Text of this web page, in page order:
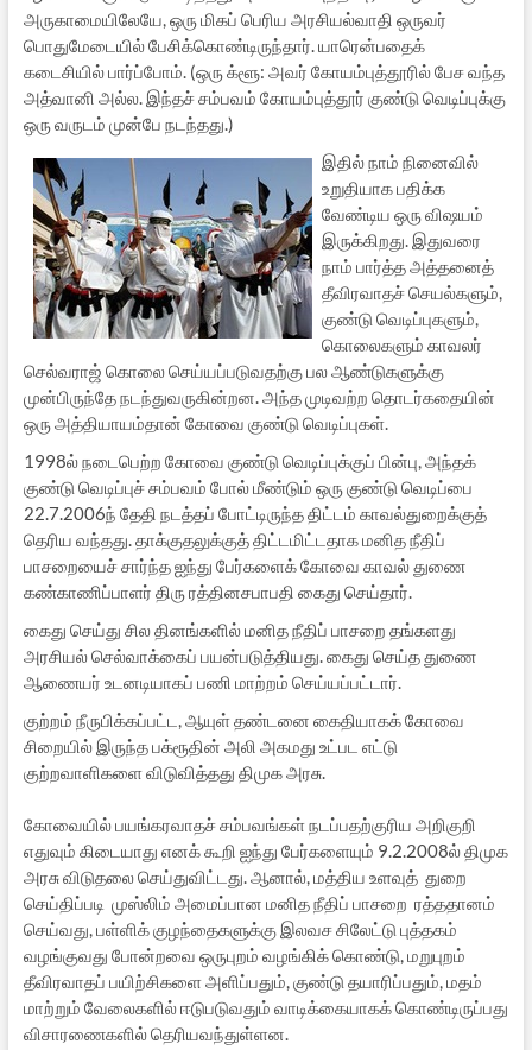
அருகாமையிலேயே, ஒரு மிகப் பெரிய அரசியல்வாதி ஒருவர்
பொதுமேடையில் பேசிக்கொண்டிருந்தார். யாரென்பதைக்
கடைசியில் பார்ப்போம். (ஒரு க்ளூ: அவர் கோயம்புத்தூரில் பேச வந்த
அத்வானி அல்ல. இந்தச் சம்பவம் கோயம்புத்தூர் குண்டு வெடிப்புக்கு
ஒரு வருடம் முன்பே நடந்தது.)
இதில் நாம் நினைவில்
உறுதியாக பதிக்க
வேண்டிய ஒரு விஷயம்
இருக்கிறது. இதுவரை
நாம் பார்த்த அத்தனைத்
தீவிரவாதச் செயல்களும்,
குண்டு வெடிப்புகளும்,
கொலைகளும் காவலர்
செல்வராஜ் கொலை செய்யப்படுவதற்கு பல ஆண்டுகளுக்கு
முன்பிருந்தே நடந்துவருகின்றன. அந்த முடிவற்ற தொடர்கதையின்
ஒரு அத்தியாயம்தான் கோவை குண்டு வெடிப்புகள்.
1998ல் நடைபெற்ற கோவை குண்டு வெடிப்புக்குப் பின்பு, அந்தக்
குண்டு வெடிப்புச் சம்பவம் போல் மீண்டும் ஒரு குண்டு வெடிப்பை
22.7.2006ந் தேதி நடத்தப் போட்டிருந்த திட்டம் காவல்துறைக்குத்
தெரிய வந்தது. தாக்குதலுக்குத் திட்டமிட்டதாக மனித நீதிப்
பாசறையைச் சார்ந்த ஐந்து பேர்களைக் கோவை காவல் துணை
கண்காணிப்பாளர் திரு ரத்தினசபாபதி கைது செய்தார்.
கைது செய்து சில தினங்களில் மனித நீதிப் பாசறை தங்களது
அரசியல் செல்வாக்கைப் பயன்படுத்தியது. கைது செய்த துணை
ஆணையர் உடனடியாகப் பணி மாற்றம் செய்யப்பட்டார்.
குற்றம் நீருபிக்கப்பட்ட, ஆயுள் தண்டனை கைதியாகக் கோவை
சிறையில் இருந்த பக்ரூதின் அலி அகமது உட்பட எட்டு
குற்றவாளிகளை விடுவித்தது திமுக அரசு.
கோவையில் பயங்கரவாதச் சம்பவங்கள் நடப்பதற்குரிய அறிகுறி
எதுவும் கிடையாது எனக் கூறி ஐந்து பேர்களையும் 9.2.2008ல் திமுக
அரசு விடுதலை செய்துவிட்டது. ஆனால், மத்திய உளவுத் துறை
செய்திப்படி முஸ்லிம் அமைப்பான மனித நீதிப் பாசறை ரத்ததானம்
செய்வது, பள்ளிக் குழந்தைகளுக்கு இலவச சிலேட்டு புத்தகம்
வழங்குவது போன்றவை ஒருபுறம் வழங்கிக் கொண்டு, மறுபுறம்
தீவிரவாதப் பயிற்சிகளை அளிப்பதும், குண்டு தயாரிப்பதும், மதம்
மாற்றும் வேலைகளில் ஈடுபடுவதும் வாடிக்கையாகக் கொண்டிருப்பது
விசாரணைகளில் தெரியவந்துள்ளன.